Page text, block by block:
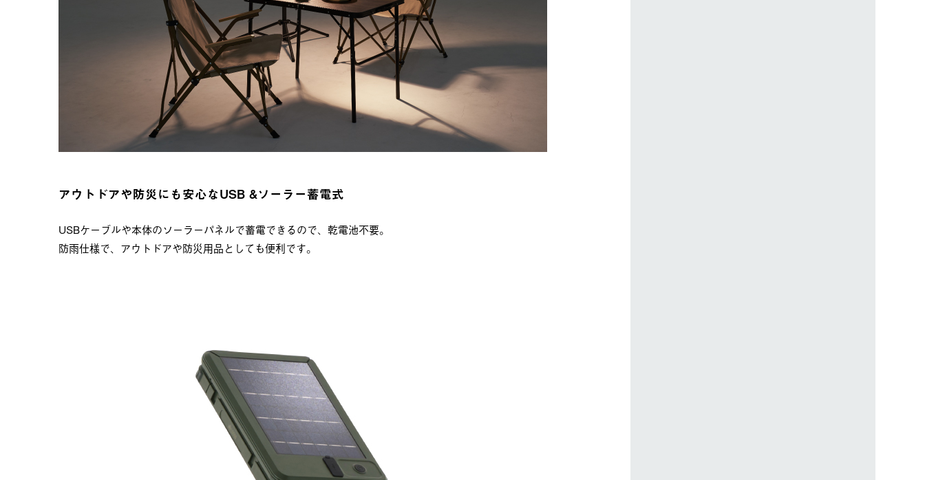
アウトドアや防災にも安心なUSB &ソーラー蓄電式
USBケーブルや本体のソーラーパネルで蓄電できるので、乾電池不要。
防雨仕様で、アウトドアや防災用品としても便利です。